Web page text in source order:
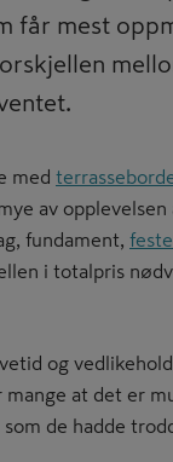
får mest
med
av
fundament,
i totalpris
og
at det er
de hadde